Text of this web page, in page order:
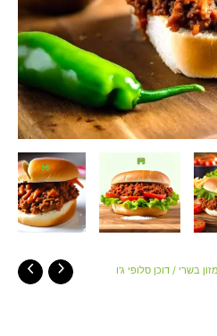
בשרי / דוכן סלופי ג'ו